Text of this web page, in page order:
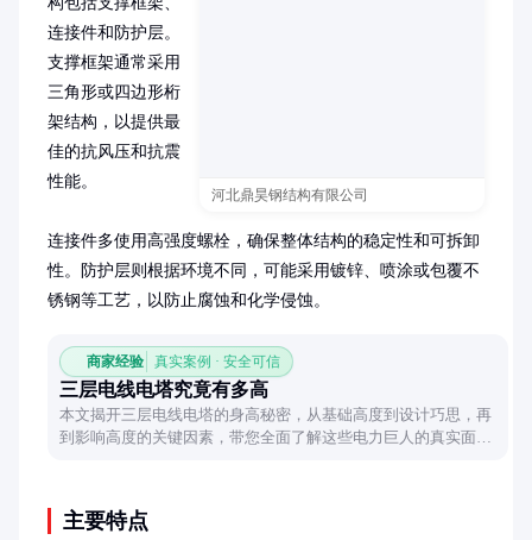
河北鼎昊钢结构有限公司
连接件和防护层。
支撑框架通常采用
三角形或四边形桁
架结构，以提供最
佳的抗风压和抗震
性能。
连接件多使用高强度螺栓，确保整体结构的稳定性和可拆卸
性。防护层则根据环境不同，可能采用镀锌、喷涂或包覆不
锈钢等工艺，以防止腐蚀和化学侵蚀。
商家经验 真实案例 · 安全可信
三层电线电塔究竟有多高
本文揭开三层电线电塔的身高秘密，从基础高度到设计巧思，再
到影响高度的关键因素，带您全面了解这些电力巨人的真实面
主要特点